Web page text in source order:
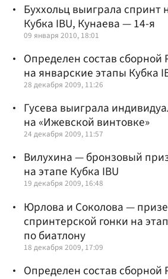
Буххольц выиграла спринт
Кубка IBU, Кунаева — 14-я
09 января 2010, 18:01
Определен состав сборной
на январские этапы Кубка
28 декабря 2009, 11:26
Гусева выиграла
на «Ижевской винтовке»
24 декабря 2009, 11:57
Вилухина — бронзовый
на этапе Кубка IBU
19 декабря 2009, 16:48
Юрлова и Соколова —
спринтерской гонки на
по биатлону
18 декабря 2009, 17:09
Определен состав сборной